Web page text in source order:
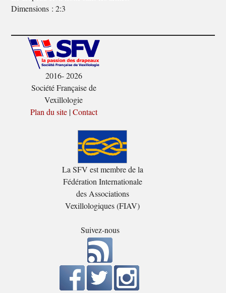
Dimensions : 2:3
2016- 2026
Société Française de
Vexillologie
Plan du site|Contact
La SFV est membre de la
Fédération Internationale
des Associations
Vexillologiques (FIAV)
Suivez-nous